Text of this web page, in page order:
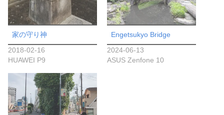
家の守り神
2018-02-16
HUAWEI P9
Engetsukyo Bridge
2024-06-13
ASUS Zenfone 10